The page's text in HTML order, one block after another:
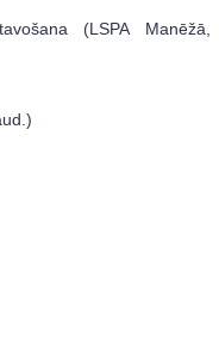
(LSPA Manēžā,